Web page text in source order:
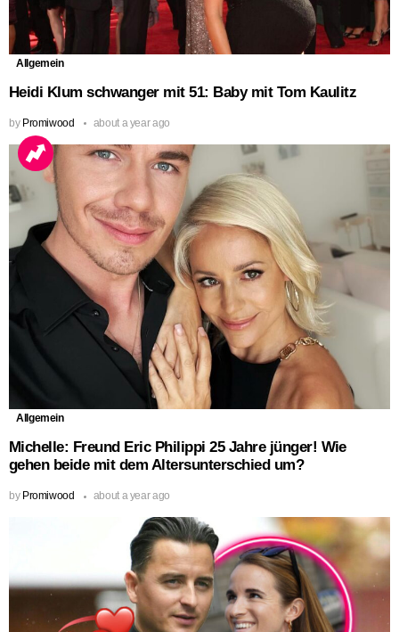
Allgemein
Heidi Klum schwanger mit 51: Baby mit Tom Kaulitz
by Promiwood about a year ago
Allgemein
Michelle: Freund Eric Philippi 25 Jahre jünger! Wie
gehen beide mit dem Altersunterschied um?
by Promiwood about a year ago